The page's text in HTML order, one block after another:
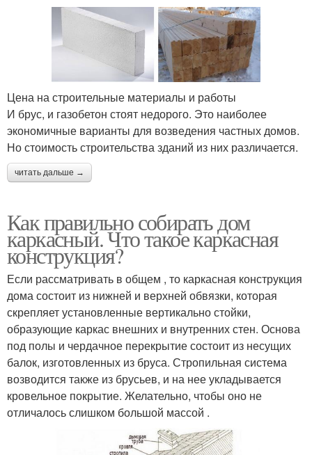
Цена на строительные материалы и работы
И брус, и газобетон стоят недорого. Это наиболее
экономичные варианты для возведения частных домов.
Но стоимость строительства зданий из них различается.
читать дальше →
Как правильно собирать дом
каркасный. Что такое каркасная
конструкция?
Если рассматривать в общем , то каркасная конструкция
дома состоит из нижней и верхней обвязки, которая
скрепляет установленные вертикально стойки,
образующие каркас внешних и внутренних стен. Основа
под полы и чердачное перекрытие состоит из несущих
балок, изготовленных из бруса. Стропильная система
возводится также из брусьев, и на нее укладывается
кровельное покрытие. Желательно, чтобы оно не
отличалось слишком большой массой .